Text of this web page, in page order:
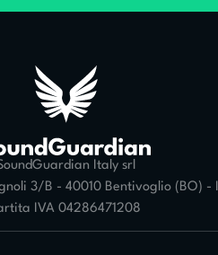
Italy srl
3/B - 40010 Bentivoglio (BO) -
IVA 04286471208